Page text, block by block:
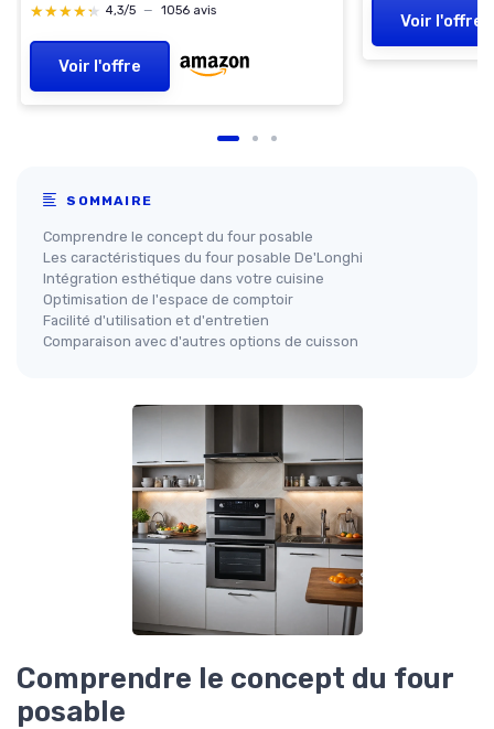
★★★★★
★★★★★ 4,3/5 — 1056 avis
Voir l'offre
Voir l'offre
SOMMAIRE
Comprendre le concept du four posable
Les caractéristiques du four posable De'Longhi
Intégration esthétique dans votre cuisine
Optimisation de l'espace de comptoir
Facilité d'utilisation et d'entretien
Comparaison avec d'autres options de cuisson
Comprendre le concept du four
posable